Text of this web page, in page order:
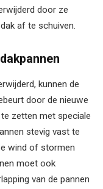
door ze
af te schuiven.
kunnen de
door de nieuwe
zetten met speciale
stevig vast te
wind of stormen
moet ook
van de pannen